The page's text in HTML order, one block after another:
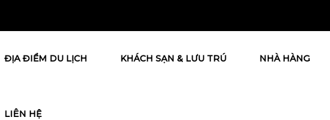
ĐỊA ĐIỂM DU LỊCH KHÁCH SẠN & LƯU TRÚ NHÀ HÀNG
LIÊN HỆ